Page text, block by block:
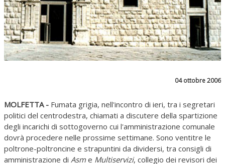
04 ottobre 2006
MOLFETTA - Fumata grigia, nell'incontro di ieri, tra i segretari
politici del centrodestra, chiamati a discutere della spartizione
degli incarichi di sottogoverno cui l'amministrazione comunale
dovrà procedere nelle prossime settimane. Sono ventitre le
poltrone-poltroncine e strapuntini da dividersi, tra consigli di
amministrazione di Asm e Multiservizi, collegio dei revisori dei